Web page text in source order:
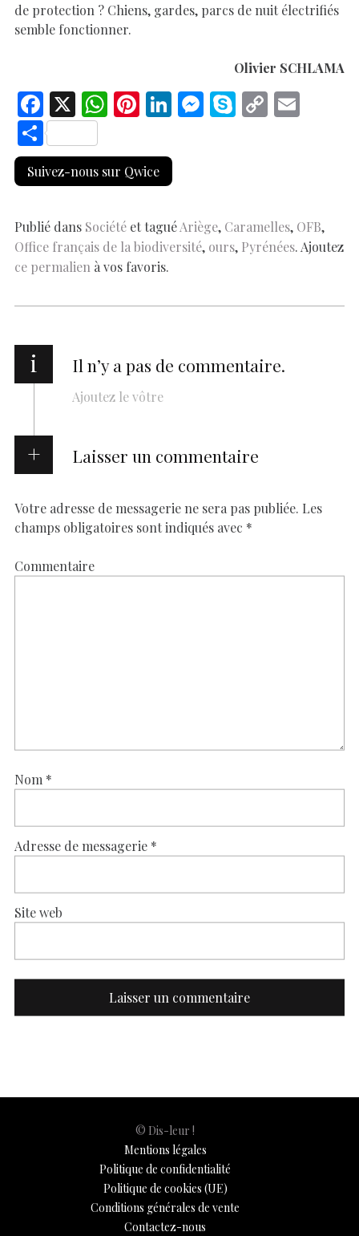
de protection ? Chiens, gardes, parcs de nuit électrifiés
semble fonctionner.
Olivier SCHLAMA
F
ac
e
b
o
k
X W
at
s
p
p
Pi
er
es
Li
k
e
n
M
er
S C
n
k
S
h
ar
Suivez-nous sur Qwice
Publié dans Société et taguéAriège, Caramelles, OFB,
Office français de la biodiversité, ours, Pyrénées. Ajoutez
ce permalien à vos favoris.
i Il n’y a pas de commentaire.
Ajoutez le vôtre
Laisser un commentaire
Votre adresse de messagerie ne sera pas publiée. Les
champs obligatoires sont indiqués avec *
Commentaire
Nom *
Adresse de messagerie *
Site web
© Dis-leur !
Mentions légales
Politique de confidentialité
Politique de cookies (UE)
Conditions générales de vente
Contactez-nous